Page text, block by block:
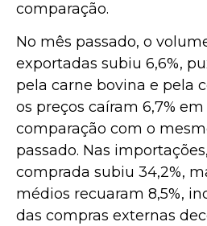
comparação.
No mês passado, o
exportadas subiu 6,6%,
pela carne bovina e pela
os preços caíram 6,7%
comparação com o
passado. Nas
comprada subiu 34,2%,
médios recuaram 8,5%,
das compras externas